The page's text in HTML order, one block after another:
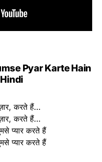
Pyar Karte Hain
करते हैं…
करते हैं…
प्यार करते हैं
प्यार करते हैं